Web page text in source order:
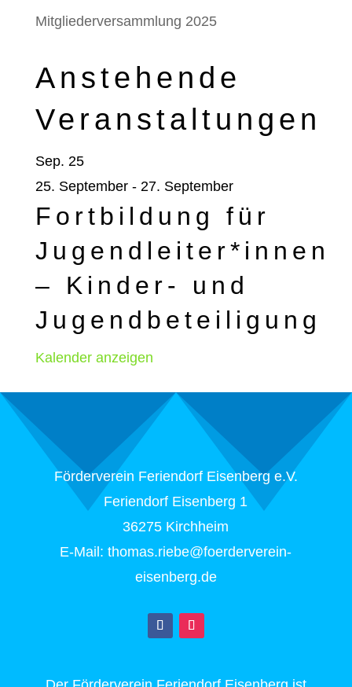
Mitgliederversammlung 2025
Anstehende
Veranstaltungen
Sep. 25
25. September- 27. September
Fortbildung für
Jugendleiter*innen
– Kinder- und
Jugendbeteiligung
Kalender anzeigen
Förderverein Feriendorf Eisenberg e.V.
Feriendorf Eisenberg 1
36275 Kirchheim
E-Mail: thomas.riebe@foerderverein-
eisenberg.de